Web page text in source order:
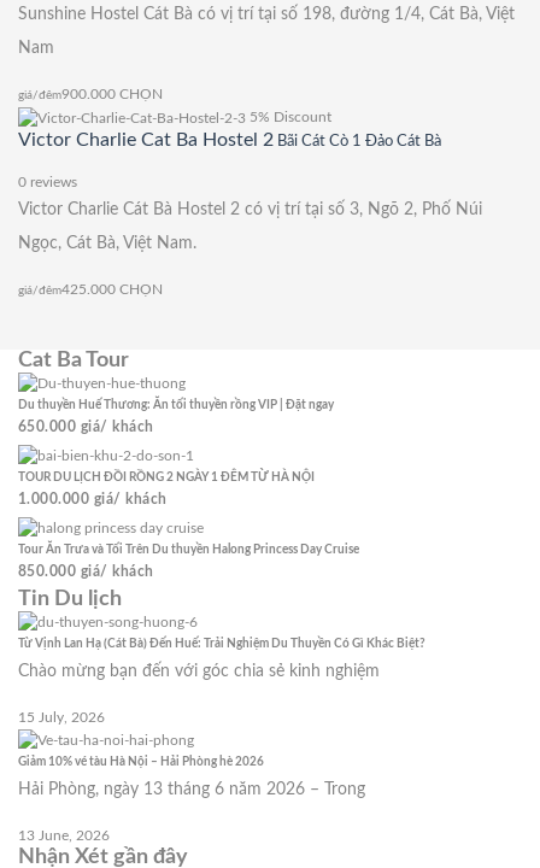
Sunshine Hostel Cát Bà có vị trí tại số 198, đường 1/4, Cát Bà, Việt
Nam
giá/đêm900.000 CHỌN
5% Discount
Victor Charlie Cat Ba Hostel 2 Bãi Cát Cò 1 Đảo Cát Bà
0 reviews
Victor Charlie Cát Bà Hostel 2 có vị trí tại số 3, Ngõ 2, Phố Núi
Ngọc, Cát Bà, Việt Nam.
giá/đêm425.000 CHỌN
Cat Ba Tour
Du thuyền Huế Thương: Ăn tối thuyền rồng VIP | Đặt ngay
650.000 giá/ khách
TOUR DU LỊCH ĐỒI RỒNG 2 NGÀY 1 ĐÊM TỪ HÀ NỘI
1.000.000 giá/ khách
Tour Ăn Trưa và Tối Trên Du thuyền Halong Princess Day Cruise
850.000 giá/ khách
Tin Du lịch
Từ Vịnh Lan Hạ (Cát Bà) Đến Huế: Trải Nghiệm Du Thuyền Có Gì Khác Biệt?
Chào mừng bạn đến với góc chia sẻ kinh nghiệm
15 July, 2026
Giảm 10% vé tàu Hà Nội – Hải Phòng hè 2026
Hải Phòng, ngày 13 tháng 6 năm 2026 – Trong
13 June, 2026
Nhận Xét gần đây